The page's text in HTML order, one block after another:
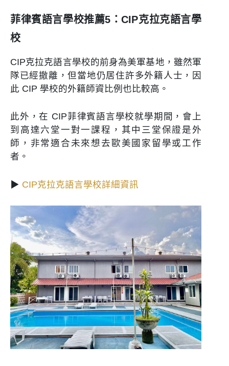
菲律賓語言學校推薦5：CIP克拉克語言學
校
CIP克拉克語言學校的前身為美軍基地，雖然軍
隊已經撤離，但當地仍居住許多外籍人士，因
此 CIP 學校的外籍師資比例也比較高。
此外，在 CIP菲律賓語言學校就學期間，會上
到高達六堂一對一課程，其中三堂保證是外
師，非常適合未來想去歐美國家留學或工作
者。
▶ CIP克拉克語言學校詳細資訊